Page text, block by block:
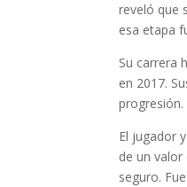
reveló que
esa etapa
Su carrera
en 2017.
progresión.
El jugador
de un valor
seguro.